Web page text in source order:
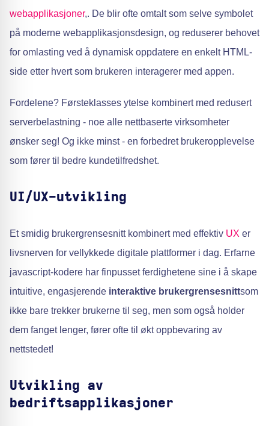
webapplikasjoner,. De blir ofte omtalt som selve symbolet
på moderne webapplikasjonsdesign, og reduserer behovet
for omlasting ved å dynamisk oppdatere en enkelt HTML-
side etter hvert som brukeren interagerer med appen.
Fordelene? Førsteklasses ytelse kombinert med redusert
serverbelastning - noe alle nettbaserte virksomheter
ønsker seg! Og ikke minst - en forbedret brukeropplevelse
som fører til bedre kundetilfredshet.
UI/UX-utvikling
Et smidig brukergrensesnitt kombinert med effektiv UX er
livsnerven for vellykkede digitale plattformer i dag. Erfarne
javascript-kodere har finpusset ferdighetene sine i å skape
intuitive, engasjerende interaktive brukergrensesnittsom
ikke bare trekker brukerne til seg, men som også holder
dem fanget lenger, fører ofte til økt oppbevaring av
nettstedet!
Utvikling av
bedriftsapplikasjoner